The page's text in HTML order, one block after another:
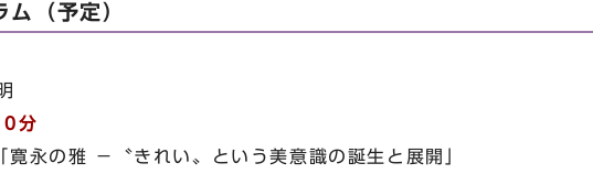
ム（予定）
分
寛永の雅 －〝きれい〟という美意識の誕生と展開」